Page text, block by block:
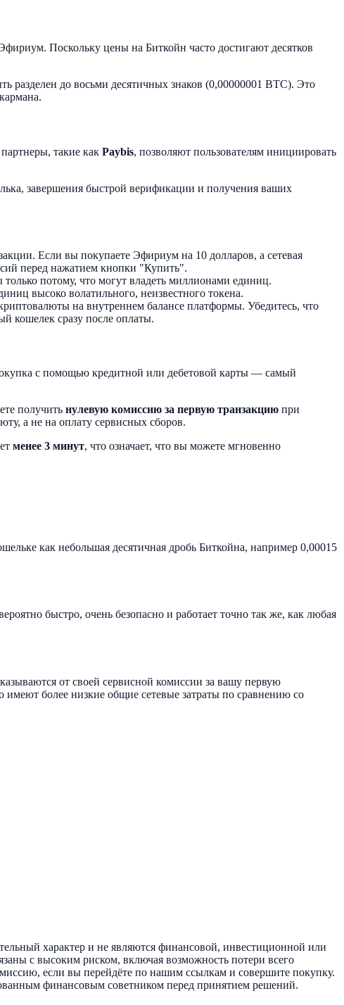
Поскольку цены на Биткойн часто достигают десятков
до восьми десятичных знаков (0,00000001 BTC). Это
такие как Paybis, позволяют пользователям инициировать
завершения быстрой верификации и получения ваших
Если вы покупаете Эфириум на 10 долларов, а сетевая
перед нажатием кнопки "Купить".
потому, что могут владеть миллионами единиц.
высоко волатильного, неизвестного токена.
на внутреннем балансе платформы. Убедитесь, что
кошелек сразу после оплаты.
с помощью кредитной или дебетовой карты — самый
получить нулевую комиссию за первую транзакцию при
а не на оплату сервисных сборов.
менее 3 минут, что означает, что вы можете мгновенно
как небольшая десятичная дробь Биткойна, например 0,00015
быстро, очень безопасно и работает точно так же, как любая
от своей сервисной комиссии за вашу первую
более низкие общие сетевые затраты по сравнению со
характер и не являются финансовой, инвестиционной или
с высоким риском, включая возможность потери всего
если вы перейдёте по нашим ссылкам и совершите покупку.
финансовым советником перед принятием решений.